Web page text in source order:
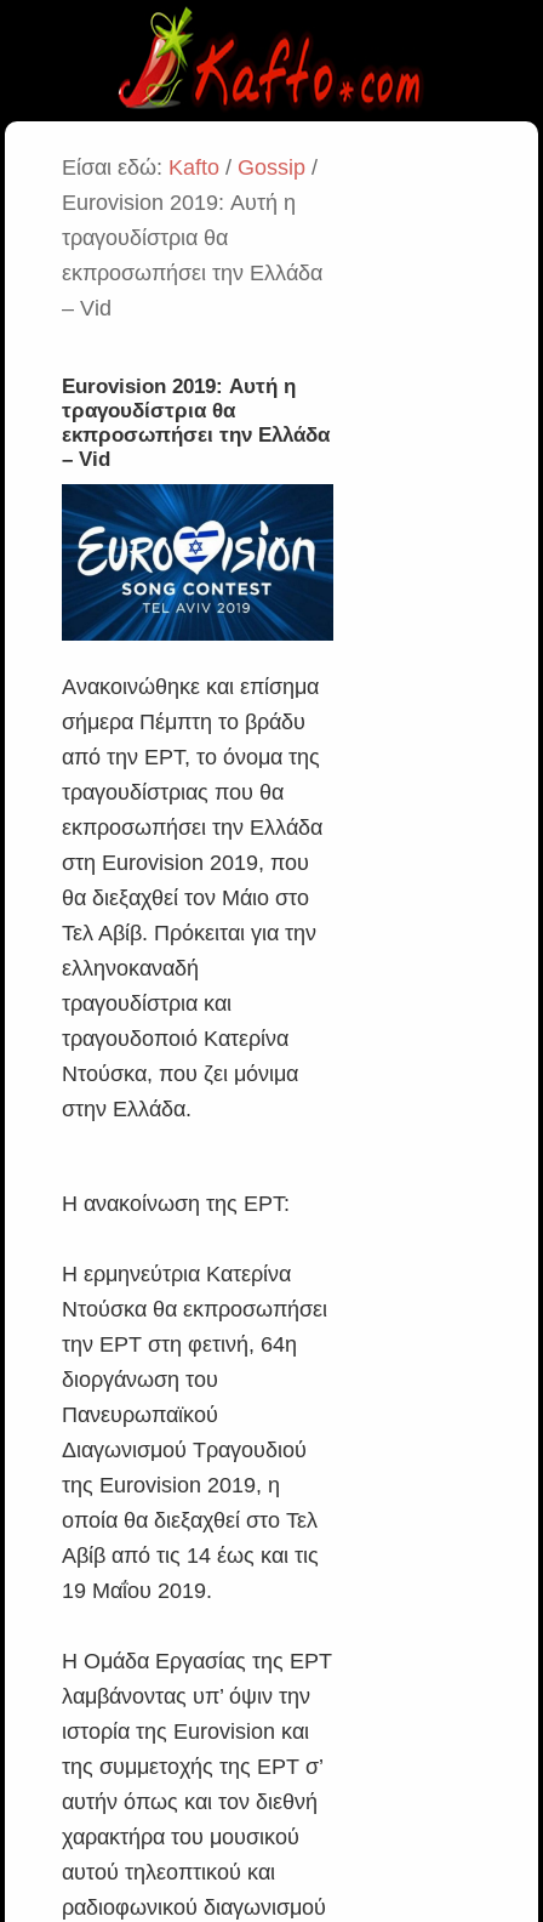
Είσαι εδώ: Kafto/ Gossip/
Eurovision 2019: Αυτή η
τραγουδίστρια θα
εκπροσωπήσει την Ελλάδα
– Vid
Eurovision 2019: Αυτή η
τραγουδίστρια θα
εκπροσωπήσει την Ελλάδα
– Vid
Ανακοινώθηκε και επίσημα
σήμερα Πέμπτη το βράδυ
από την ΕΡΤ, το όνομα της
τραγουδίστριας που θα
εκπροσωπήσει την Ελλάδα
στη Eurovision 2019, που
θα διεξαχθεί τον Μάιο στο
Τελ Αβίβ. Πρόκειται για την
ελληνοκαναδή
τραγουδίστρια και
τραγουδοποιό Κατερίνα
Ντούσκα, που ζει μόνιμα
στην Ελλάδα.
Η ανακοίνωση της ΕΡΤ:
Η ερμηνεύτρια Κατερίνα
Ντούσκα θα εκπροσωπήσει
την ΕΡΤ στη φετινή, 64η
διοργάνωση του
Πανευρωπαϊκού
Διαγωνισμού Τραγουδιού
της Eurovision 2019, η
οποία θα διεξαχθεί στο Τελ
Αβίβ από τις 14 έως και τις
19 Μαΐου 2019.
Η Ομάδα Εργασίας της ΕΡΤ
λαμβάνοντας υπ’ όψιν την
ιστορία της Eurovision και
της συμμετοχής της ΕΡΤ σ’
αυτήν όπως και τον διεθνή
χαρακτήρα του μουσικού
αυτού τηλεοπτικού και
ραδιοφωνικού διαγωνισμού